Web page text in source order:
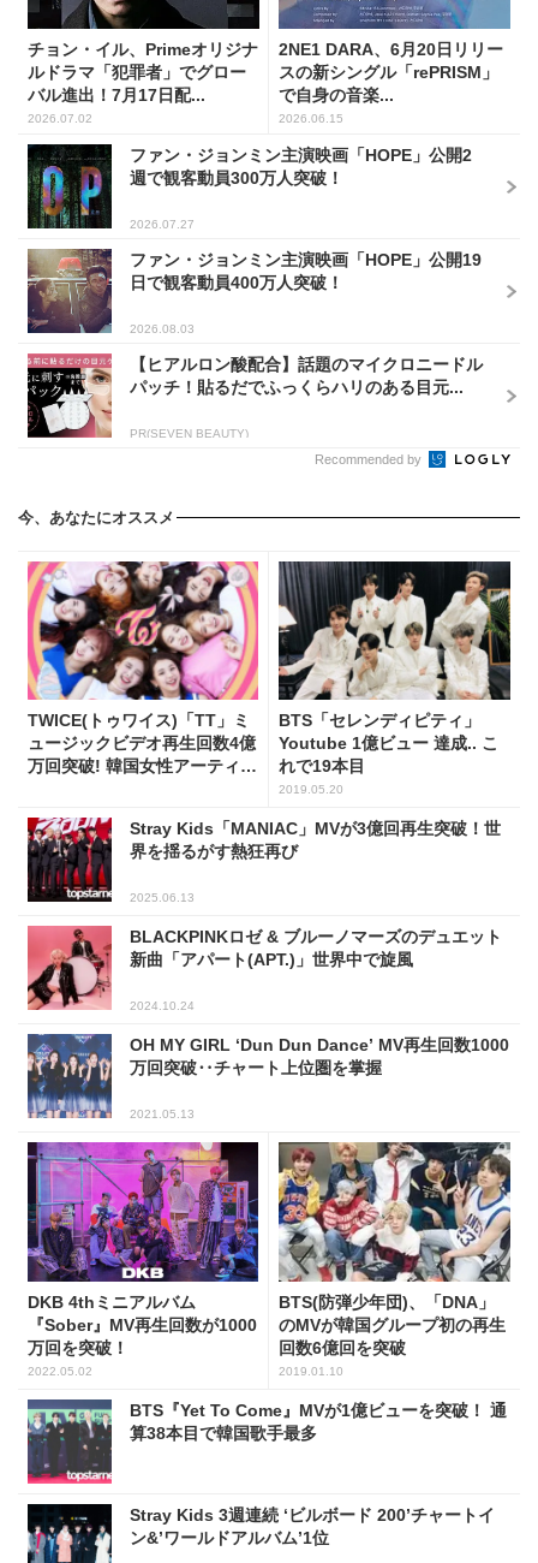
チョン・イル、Primeオリジナ
ルドラマ「犯罪者」でグロー
バル進出！7月17日配...
2026.07.02
2NE1 DARA、6月20日リリー
スの新シングル「rePRISM」
で自身の音楽...
2026.06.15
ファン・ジョンミン主演映画「HOPE」公開2
週で観客動員300万人突破！
2026.07.27
ファン・ジョンミン主演映画「HOPE」公開19
日で観客動員400万人突破！
2026.08.03
【ヒアルロン酸配合】話題のマイクロニードル
パッチ！貼るだでふっくらハリのある目元...
PR(SEVEN BEAUTY)
Recommended by
今、あなたにオススメ
TWICE(トゥワイス)「TT」ミ
ュージックビデオ再生回数4億
万回突破! 韓国女性アーティス
BTS「セレンディピティ」
Youtube 1億ビュー 達成.. こ
れで19本目
2019.05.20
Stray Kids「MANIAC」MVが3億回再生突破！世
界を揺るがす熱狂再び
2025.06.13
BLACKPINKロゼ & ブルーノマーズのデュエット
新曲「アパート(APT.)」世界中で旋風
2024.10.24
OH MY GIRL ‘Dun Dun Dance’ MV再生回数1000
万回突破‥チャート上位圏を掌握
2021.05.13
DKB 4thミニアルバム
『Sober』MV再生回数が1000
万回を突破！
2022.05.02
BTS(防弾少年団)、「DNA」
のMVが韓国グループ初の再生
回数6億回を突破
2019.01.10
BTS『Yet To Come』MVが1億ビューを突破！ 通
算38本目で韓国歌手最多
Stray Kids 3週連続 ‘ビルボード 200’チャートイ
ン&’ワールドアルバム’1位